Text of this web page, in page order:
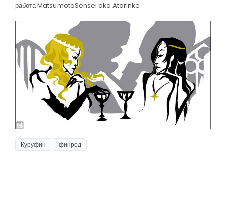
работа MatsumotoSensei aka Atarinke
Куруфин финрод